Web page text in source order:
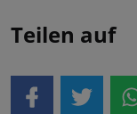
Teilen auf